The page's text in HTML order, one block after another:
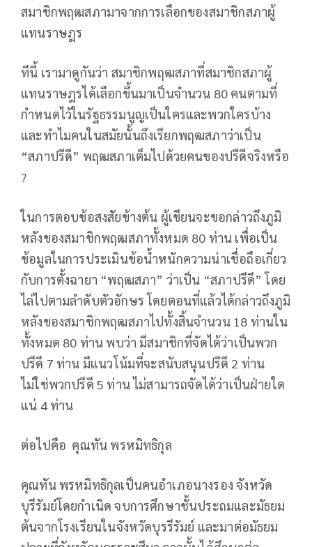
สมาชิกพฤฒสภามาจากการเลือกของสมาชิกสภาผู้
แทนราษฎร
ทีนี้ เรามาดูกันว่า สมาชิกพฤฒสภาที่สมาชิกสภาผู้
แทนราษฎรได้เลือกขึ้นมาเป็นจำนวน 80 คนตามที่
กำหนดไว้ในรัฐธรรมนูญเป็นใครและพวกใครบ้าง
และทำไมคนในสมัยนั้นถึงเรียกพฤฒสภาว่าเป็น
“สภาปรีดี” พฤฒสภาเต็มไปด้วยคนของปรีดีจริงหรือ
?
ในการตอบข้อสงสัยข้างต้น ผู้เขียนจะขอกล่าวถึงภูมิ
หลังของสมาชิกพฤฒสภาทั้งหมด 80 ท่าน เพื่อเป็น
ข้อมูลในการประเมินข้อน้ำหนักความน่าเชื่อถือเกี่ยว
กับการตั้งฉายา “พฤฒสภา” ว่าเป็น “สภาปรีดี” โดย
ไล่ไปตามลำดับตัวอักษร โดยตอนที่แล้วได้กล่าวถึงภูมิ
หลังของสมาชิกพฤฒสภาไปทั้งสิ้นจำนวน 18 ท่านใน
ทั้งหมด 80 ท่าน พบว่า มีสมาชิกที่จัดได้ว่าเป็นพวก
ปรีดี 7 ท่าน มีแนวโน้มที่จะสนับสนุนปรีดี 2 ท่าน
ไม่ใช่พวกปรีดี 5 ท่าน ไม่สามารถจัดได้ว่าเป็นฝ่ายใด
แน่ 4 ท่าน
ต่อไปคือ คุณทัน พรหมิทธิกุล
คุณทัน พรหมิทธิกุลเป็นคนอำเภอนางรอง จังหวัด
บุรีรัมย์โดยกำเนิด จบการศึกษาชั้นประถมและมัธยม
ต้นจากโรงเรียนในจังหวัดบุรรีรัมย์ และมาต่อมัธยม